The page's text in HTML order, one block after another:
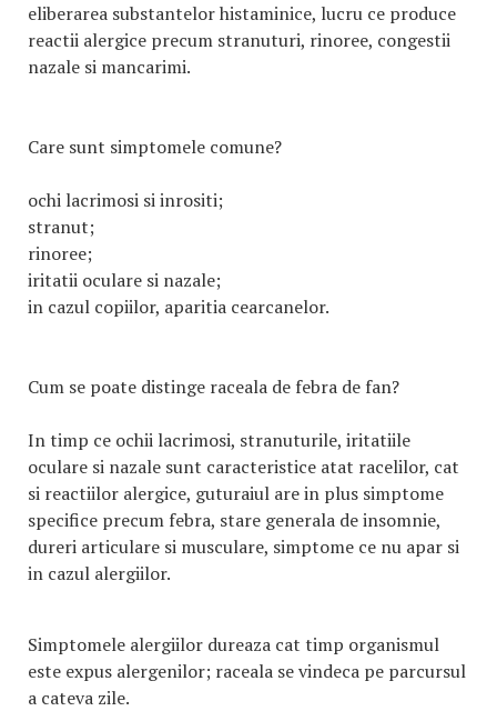
eliberarea substantelor histaminice, lucru ce produce
reactii alergice precum stranuturi, rinoree, congestii
nazale si mancarimi.
Care sunt simptomele comune?
ochi lacrimosi si inrositi;
stranut;
rinoree;
iritatii oculare si nazale;
in cazul copiilor, aparitia cearcanelor.
Cum se poate distinge raceala de febra de fan?
In timp ce ochii lacrimosi, stranuturile, iritatiile
oculare si nazale sunt caracteristice atat racelilor, cat
si reactiilor alergice, guturaiul are in plus simptome
specifice precum febra, stare generala de insomnie,
dureri articulare si musculare, simptome ce nu apar si
in cazul alergiilor.
Simptomele alergiilor dureaza cat timp organismul
este expus alergenilor; raceala se vindeca pe parcursul
a cateva zile.